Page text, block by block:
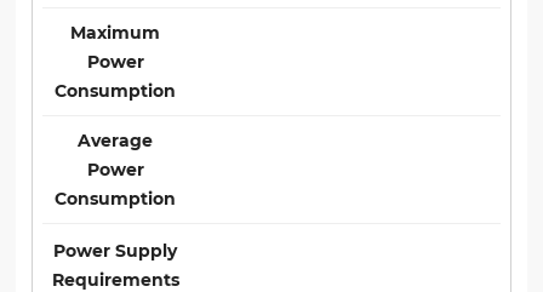
Maximum
Power
Consumption
Average
Power
Consumption
Power Supply
Requirements